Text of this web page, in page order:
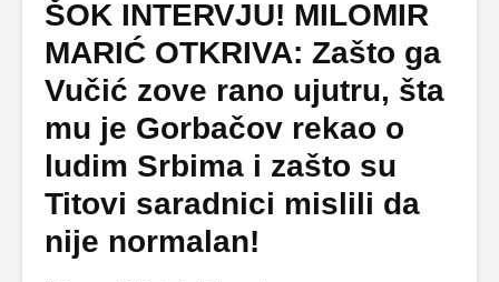
ŠOK INTERVJU! MILOMIR
MARIĆ OTKRIVA: Zašto ga
Vučić zove rano ujutru, šta
mu je Gorbačov rekao o
ludim Srbima i zašto su
Titovi saradnici mislili da
nije normalan!